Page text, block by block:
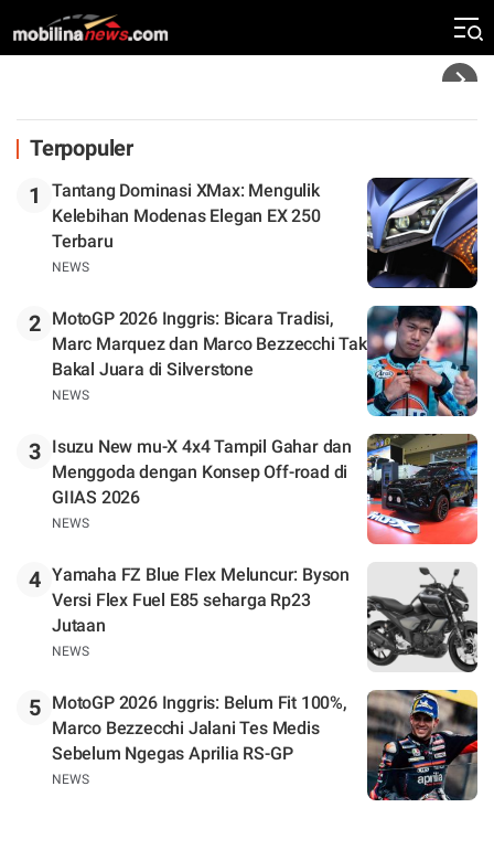
Klasemen
Terpopuler
1
Tantang Dominasi XMax: Mengulik
Kelebihan Modenas Elegan EX 250
Terbaru
NEWS
2
MotoGP 2026 Inggris: Bicara Tradisi,
Marc Marquez dan Marco Bezzecchi Tak
Bakal Juara di Silverstone
NEWS
3
Isuzu New mu-X 4x4 Tampil Gahar dan
Menggoda dengan Konsep Off-road di
GIIAS 2026
NEWS
4 Yamaha FZ Blue Flex Meluncur: Byson
Versi Flex Fuel E85 seharga Rp23
Jutaan
NEWS
5
MotoGP 2026 Inggris: Belum Fit 100%,
Marco Bezzecchi Jalani Tes Medis
Sebelum Ngegas Aprilia RS-GP
NEWS